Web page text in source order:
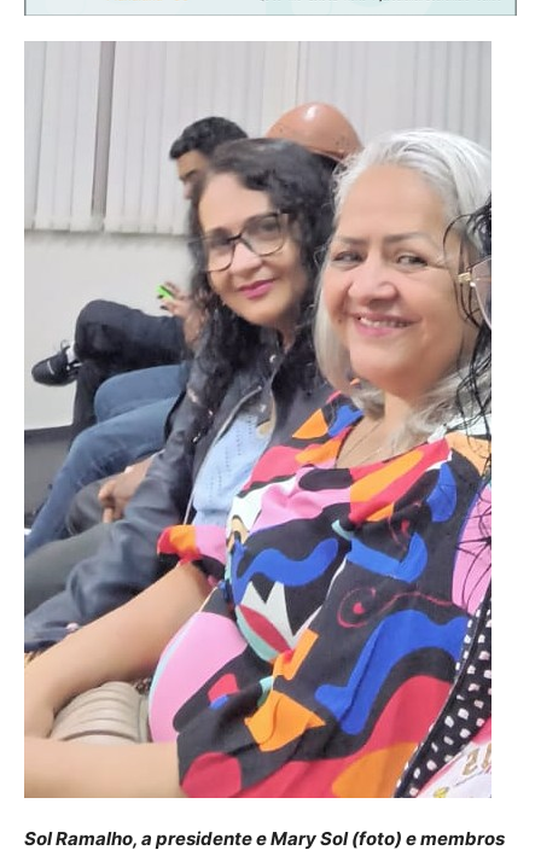
Sol Ramalho, a presidente e Mary Sol (foto) e membros